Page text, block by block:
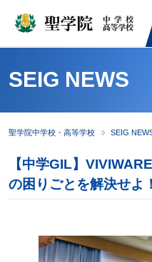
SEIG NEWS
聖学院中学校・高等学校 SEIG
【中学GIL】
の困りごとを解決せよ